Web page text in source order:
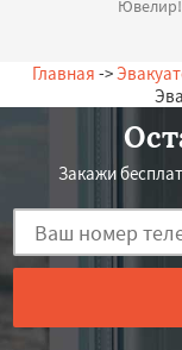
Главная ->
Закажи